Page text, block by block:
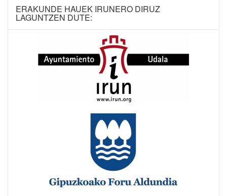
ERAKUNDE HAUEK IRUNERO DIRUZ
LAGUNTZEN DUTE: